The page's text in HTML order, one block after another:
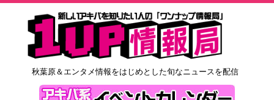
秋葉原＆エンタメ情報をはじめとした旬なニュースを配信